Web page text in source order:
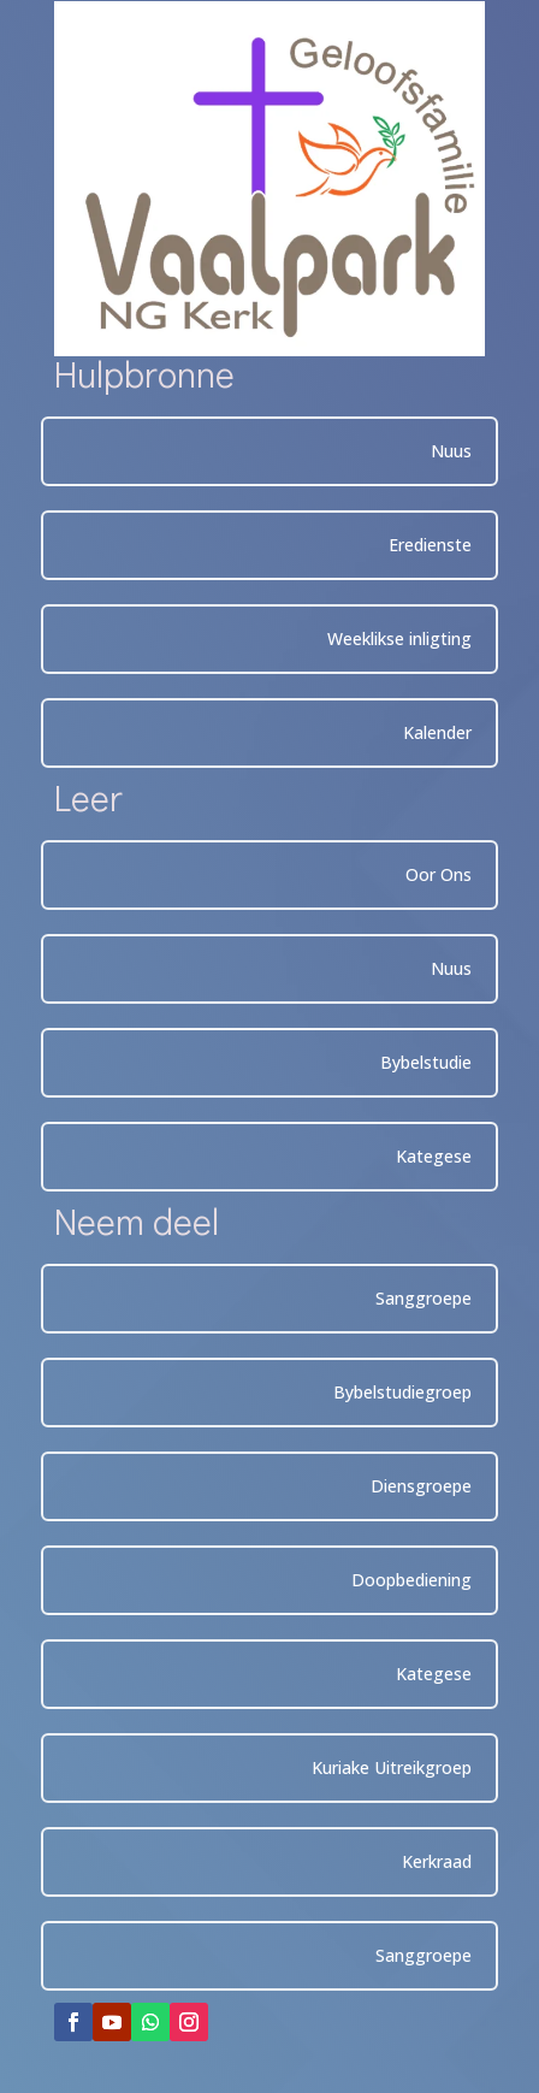
Hulpbronne
Nuus
Eredienste
Weeklikse inligting
Kalender
Leer
Oor Ons
Nuus
Bybelstudie
Kategese
Neem deel
Sanggroepe
Bybelstudiegroep
Diensgroepe
Doopbediening
Kategese
Kuriake Uitreikgroep
Kerkraad
Sanggroepe